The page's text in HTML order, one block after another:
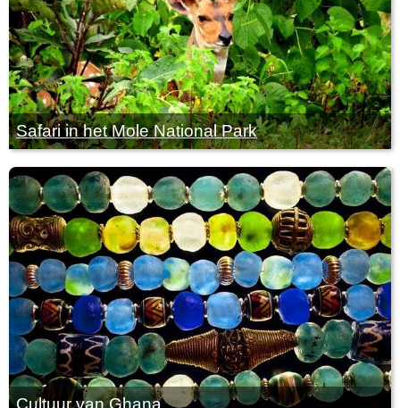
Safari in het Mole National Park
Cultuur van Ghana